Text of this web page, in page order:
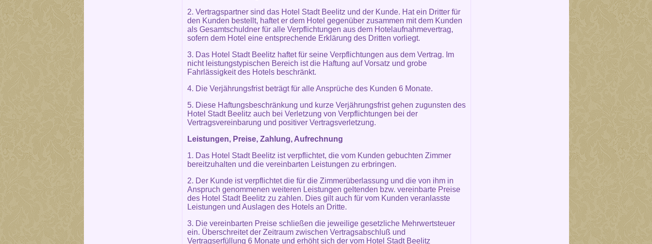
2. Vertragspartner sind das Hotel Stadt Beelitz und der Kunde. Hat ein Dritter für
den Kunden bestellt, haftet er dem Hotel gegenüber zusammen mit dem Kunden
als Gesamtschuldner für alle Verpflichtungen aus dem Hotelaufnahmevertrag,
sofern dem Hotel eine entsprechende Erklärung des Dritten vorliegt.
3. Das Hotel Stadt Beelitz haftet für seine Verpflichtungen aus dem Vertrag. Im
nicht leistungstypischen Bereich ist die Haftung auf Vorsatz und grobe
Fahrlässigkeit des Hotels beschränkt.
4. Die Verjährungsfrist beträgt für alle Ansprüche des Kunden 6 Monate.
5. Diese Haftungsbeschränkung und kurze Verjährungsfrist gehen zugunsten des
Hotel Stadt Beelitz auch bei Verletzung von Verpflichtungen bei der
Vertragsvereinbarung und positiver Vertragsverletzung.
Leistungen, Preise, Zahlung, Aufrechnung
1. Das Hotel Stadt Beelitz ist verpflichtet, die vom Kunden gebuchten Zimmer
bereitzuhalten und die vereinbarten Leistungen zu erbringen.
2. Der Kunde ist verpflichtet die für die Zimmerüberlassung und die von ihm in
Anspruch genommenen weiteren Leistungen geltenden bzw. vereinbarte Preise
des Hotel Stadt Beelitz zu zahlen. Dies gilt auch für vom Kunden veranlasste
Leistungen und Auslagen des Hotels an Dritte.
3. Die vereinbarten Preise schließen die jeweilige gesetzliche Mehrwertsteuer
ein. Überschreitet der Zeitraum zwischen Vertragsabschluß und
Vertragserfüllung 6 Monate und erhöht sich der vom Hotel Stadt Beelitz